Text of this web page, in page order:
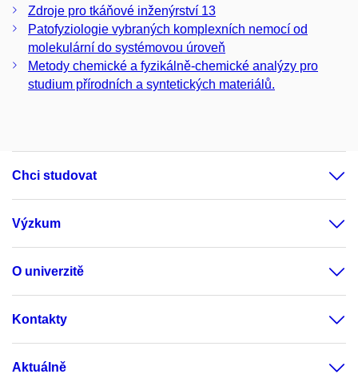
Zdroje pro tkáňové inženýrství 13
Patofyziologie vybraných komplexních nemocí od
molekulární do systémovou úroveň
Metody chemické a fyzikálně-chemické analýzy pro
studium přírodních a syntetických materiálů.
Chci studovat
Výzkum
O univerzitě
Kontakty
Aktuálně